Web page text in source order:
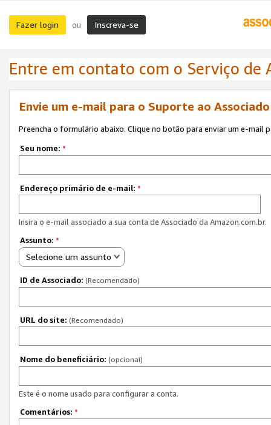
Fazer login ou Inscreva-se
Entre em contato com o Serviço de
Envie um e-mail para o Suporte ao
Preencha o formulário abaixo. Clique no botão para enviar um e-mail
Seu nome: *
Endereço primário de e-mail: *
Insira o e-mail associado a sua conta de Associado da Amazon.com.br.
Assunto: *
Selecione um assunto
ID de Associado: (Recomendado)
URL do site: (Recomendado)
Nome do beneficiário: (opcional)
Este é o nome usado para configurar a conta.
Comentários: *